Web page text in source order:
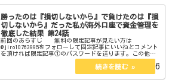
勝ったのは『損切しないから』で負けたのは『損
切しないから』だった私が海外口座で資金管理を
徹底した結果 第24話
前回のあらすじ 無料の限定記事が見たい方は
@jiro10763995をフォローして固定記事にいいねとコメント
を頂ければ限定記事①のパスワードを送ります。この他の
限定記事のパスワードは全てこの記事の中にあります。私
2024.01.26